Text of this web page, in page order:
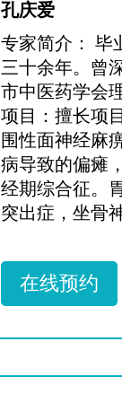
孔庆爱
专家简介： 毕
三十余年。曾
市中医药学会
项目： ​擅长项
围性面神经麻
病导致的偏瘫
经期综合征。
突出症，坐骨
在线预约